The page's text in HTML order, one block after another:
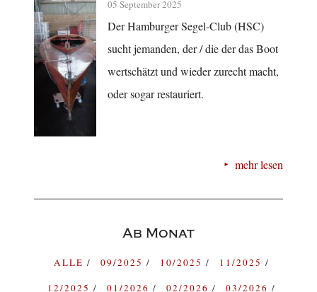
05 September 2025
Der Hamburger Segel-Club (HSC)
sucht jemanden, der / die der das Boot
wertschätzt und wieder zurecht macht,
oder sogar restauriert.
mehr lesen
Ab Monat
ALLE 09/2025 10/2025
11/2025
12/2025
01/2026 02/2026
03/2026